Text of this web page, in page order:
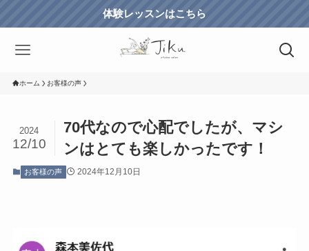
体験レッスンはこちら
ホーム お客様の声
70代なので心配でしたが、マシ
ンはとても楽しかったです！
2024
12/10
お客様の声 2024年12月10日